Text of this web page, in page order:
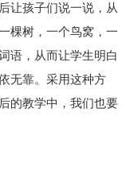
让孩子们说一说，从
棵树，一个鸟窝，一
语，从而让学生明白
无靠。采用这种方
的教学中，我们也要